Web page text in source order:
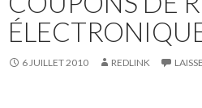
6 JUILLET 2010 REDLINK